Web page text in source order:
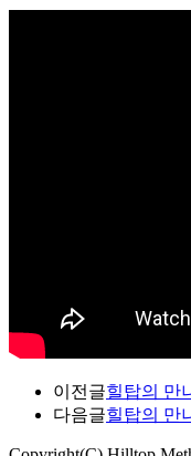
이전글힐탑의 만
다음글힐탑의 만